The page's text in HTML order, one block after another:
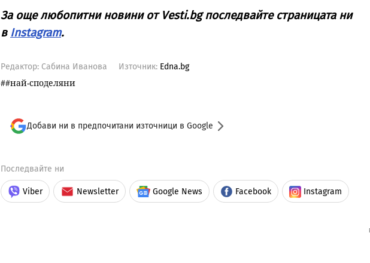
За още любопитни новини от Vesti.bg последвайте страницата ни
в Instagram.
Редактор: Сабина Иванова Източник: Edna.bg
#най-споделяни
Добави ни в предпочитани източници в Google
Последвайте ни
Viber Newsletter Google News Facebook Instagram